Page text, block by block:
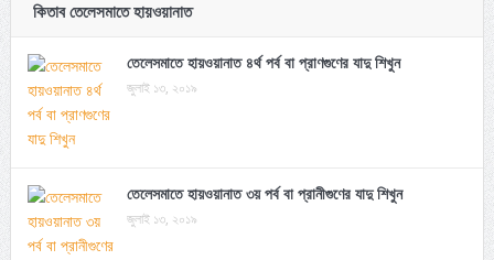
কিতাব তেলেসমাতে হায়ওয়ানাত
তেলেসমাতে হায়ওয়ানাত ৪র্থ পর্ব বা প্রাণগুণের যাদু শিখুন
জুলাই ১৩, ২০১৯
তেলেসমাতে হায়ওয়ানাত ৩য় পর্ব বা প্রানীগুণের যাদু শিখুন
জুলাই ১৩, ২০১৯